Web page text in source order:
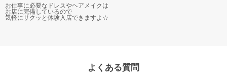
お仕事に必要なドレスやヘアメイクは
お店に完備しているので
気軽にサクッと体験入店できますよ☆
よくある質問